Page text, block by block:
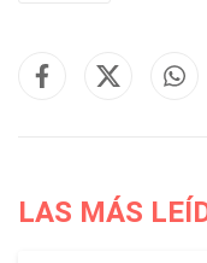
LAS MÁS